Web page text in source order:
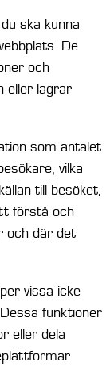
ska kunna
De
och
eller lagrar
som antalet
vilka
till besöket,
förstå och
och där det
vissa icke-
funktioner
eller dela